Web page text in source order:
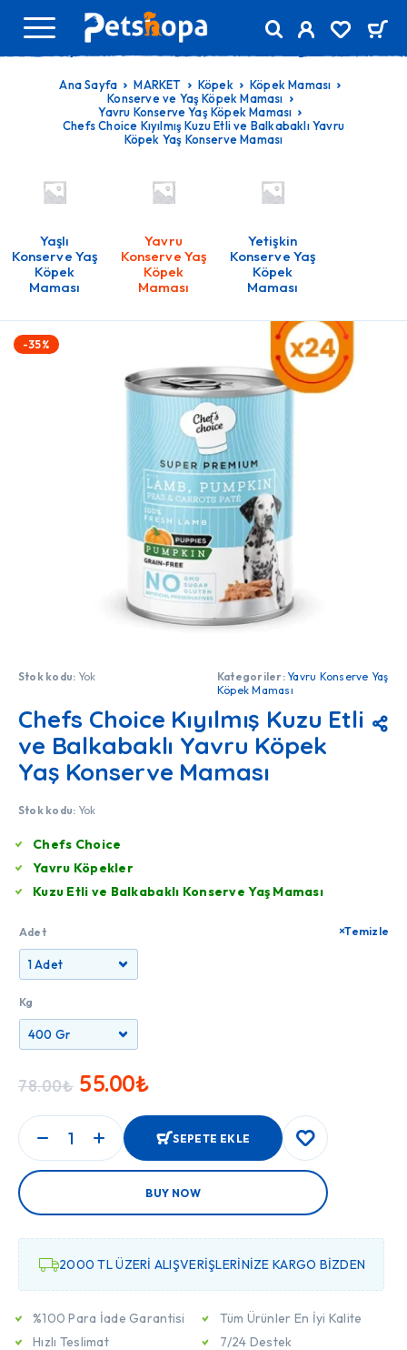
Ana Sayfa MARKET Köpek
Köpek Maması
Konserve ve Yaş Köpek Maması
Yavru Konserve Yaş Köpek Maması
Chefs Choice Kıyılmış Kuzu Etli ve Balkabaklı Yavru
Köpek Yaş Konserve Maması
Yaşlı
Konserve Yaş
Köpek
Maması
Yavru
Konserve Yaş
Köpek
Maması
Yetişkin
Konserve Yaş
Köpek
Maması
-35%
Stok kodu: Yok Kategoriler: Yavru Konserve Yaş
Köpek Maması
Chefs Choice Kıyılmış Kuzu Etli
ve Balkabaklı Yavru Köpek
Yaş Konserve Maması
Stok kodu: Yok
Chefs Choice
Yavru Köpekler
Kuzu Etli ve Balkabaklı Konserve Yaş Maması
Adet
Kg
Temizle
78.00₺ 55.00₺
SEPETE EKLE
BUY NOW
2000 TL ÜZERİ ALIŞVERİŞLERİNİZE KARGO BİZDEN
%100 Para İade Garantisi
Hızlı Teslimat
Tüm Ürünler En İyi Kalite
7/24 Destek